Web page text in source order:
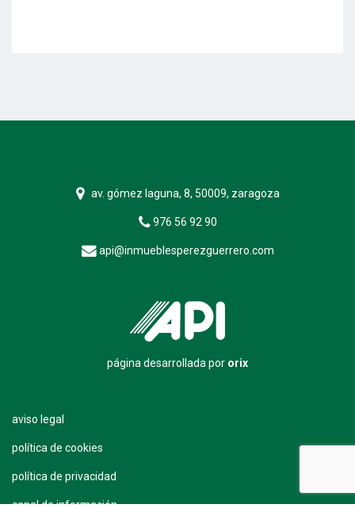
av. gómez laguna, 8, 50009, zaragoza
976 56 92 90
api@inmueblesperezguerrero.com
página desarrollada por orix
aviso legal
política de cookies
política de privacidad
canal de información